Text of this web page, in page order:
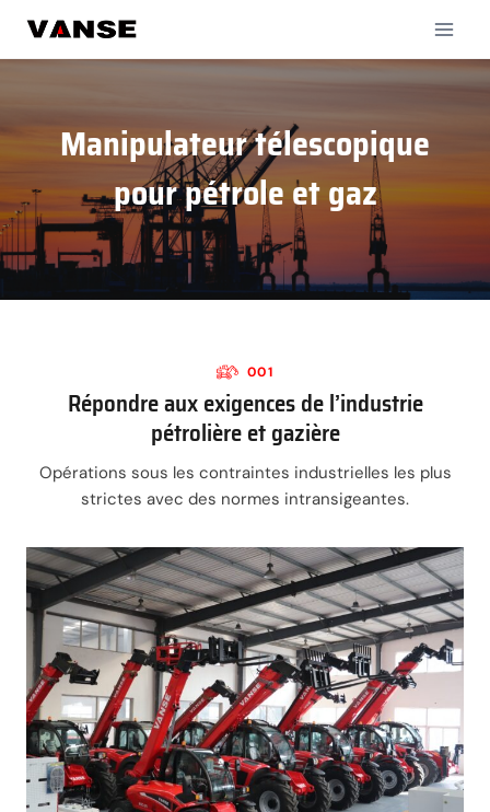
contenu
Manipulateur télescopique
pour pétrole et gaz
001
Répondre aux exigences de l’industrie
pétrolière et gazière
Opérations sous les contraintes industrielles les plus
strictes avec des normes intransigeantes.